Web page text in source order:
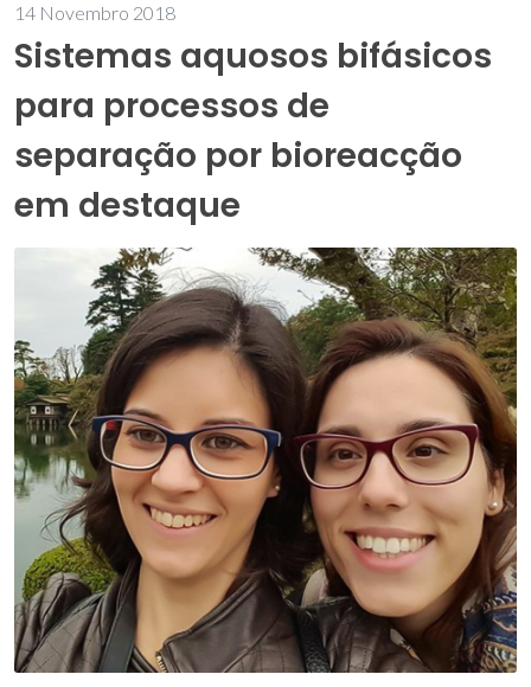
14 Novembro 2018
Sistemas aquosos bifásicos
para processos de
separação por bioreacção
em destaque